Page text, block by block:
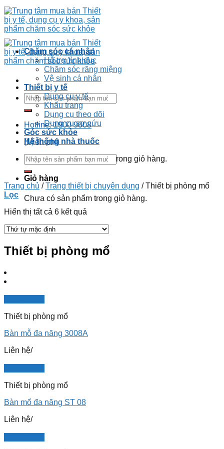
Hotline: 1900 9008
(Miễn phí)
Chưa có sản phẩm trong giỏ hàng.
Giỏ hàng
Chưa có sản phẩm trong giỏ hàng.
Chăm sóc cá nhân
Hỗ trợ tình dục
Chăm sóc răng miệng
Vệ sinh cá nhân
Thiết bị y tế
Dụng cụ y tế
Khẩu trang
Dụng cụ theo dõi
Dụng cụ sơ cứu
Góc sức khỏe
Hệ thống nhà thuốc
Trang chủ / Trang thiết bị chuyên dụng /Thiết bị phòng mổ
Lọc
Hiển thị tất cả 6 kết quả
Thiết bị phòng mổ
Thiết bị phòng mổ
Bàn mỗ đa năng 3008A
Liên hệ/
Thiết bị phòng mổ
Bàn mổ đa năng ST 08
Liên hệ/